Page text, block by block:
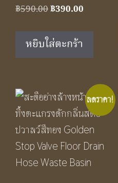
฿590.00Original
was:
฿590.00.
฿390.00
หยิบใส่ตะกร้า
ลดราคา!